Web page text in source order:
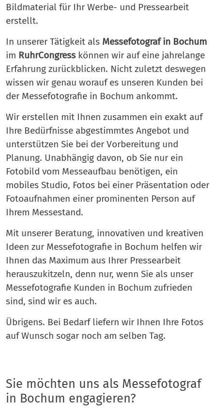
Bildmaterial für Ihr Werbe- und Pressearbeit
erstellt.
In unserer Tätigkeit als Messefotograf in Bochum
im RuhrCongress können wir auf eine jahrelange
Erfahrung zurückblicken. Nicht zuletzt deswegen
wissen wir genau worauf es unseren Kunden bei
der Messefotografie in Bochum ankommt.
Wir erstellen mit Ihnen zusammen ein exakt auf
Ihre Bedürfnisse abgestimmtes Angebot und
unterstützen Sie bei der Vorbereitung und
Planung. Unabhängig davon, ob Sie nur ein
Fotobild vom Messeaufbau benötigen, ein
mobiles Studio, Fotos bei einer Präsentation oder
Fotoaufnahmen einer prominenten Person auf
Ihrem Messestand.
Mit unserer Beratung, innovativen und kreativen
Ideen zur Messefotografie in Bochum helfen wir
Ihnen das Maximum aus Ihrer Pressearbeit
herauszukitzeln, denn nur, wenn Sie als unser
Messefotografie Kunden in Bochum zufrieden
sind, sind wir es auch.
Übrigens. Bei Bedarf liefern wir Ihnen Ihre Fotos
auf Wunsch sogar noch am selben Tag.
Sie möchten uns als Messefotograf
in Bochum engagieren?